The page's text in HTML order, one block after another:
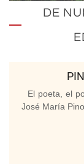
DE
El poeta, el
José María